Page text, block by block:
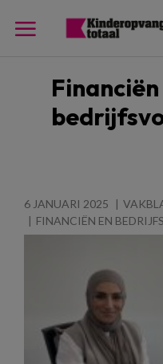
Financiën
6 JANUARI 2025
FINANCIËN EN